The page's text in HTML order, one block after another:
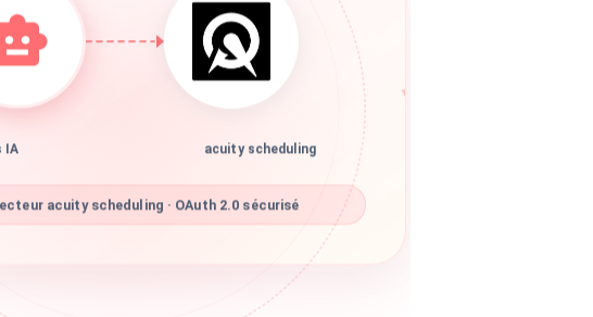
IA acuity scheduling
acuity scheduling · OAuth 2.0 sécurisé